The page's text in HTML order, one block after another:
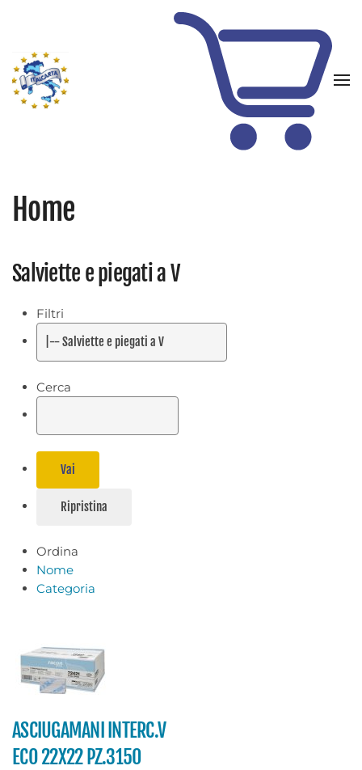
Home
Salviette e piegati a V
Filtri
Cerca
Ordina
Nome
Categoria
ASCIUGAMANI INTERC.V
ECO 22X22 PZ.3150